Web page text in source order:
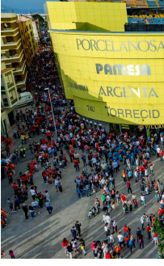
00:00 / 00:00